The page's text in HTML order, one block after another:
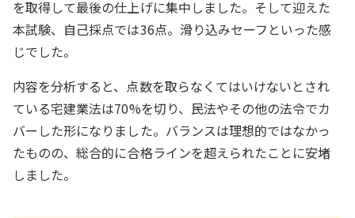
を取得して最後の仕上げに集中しました。そして迎えた
本試験、自己採点では36点。滑り込みセーフといった感
じでした。
内容を分析すると、点数を取らなくてはいけないとされ
ている宅建業法は70%を切り、民法やその他の法令でカ
バーした形になりました。バランスは理想的ではなかっ
たものの、総合的に合格ラインを超えられたことに安堵
しました。